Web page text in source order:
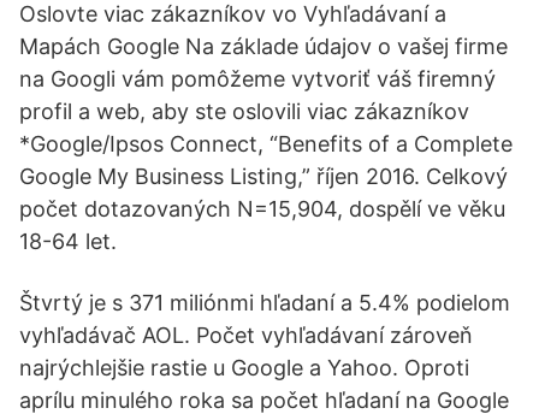
Oslovte viac zákazníkov vo Vyhľadávaní a
Mapách Google Na základe údajov o vašej firme
na Googli vám pomôžeme vytvoriť váš firemný
profil a web, aby ste oslovili viac zákazníkov
*Google/Ipsos Connect, “Benefits of a Complete
Google My Business Listing,” říjen 2016. Celkový
počet dotazovaných N=15,904, dospělí ve věku
18-64 let.
Štvrtý je s 371 miliónmi hľadaní a 5.4% podielom
vyhľadávač AOL. Počet vyhľadávaní zároveň
najrýchlejšie rastie u Google a Yahoo. Oproti
aprílu minulého roka sa počet hľadaní na Google